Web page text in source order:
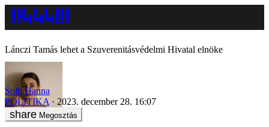
Lánczi Tamás lehet a Szuverenitásvédelmi Hivatal elnöke
Solti Hanna
POLITIKA
2023. december 28. 16:07
Megosztás